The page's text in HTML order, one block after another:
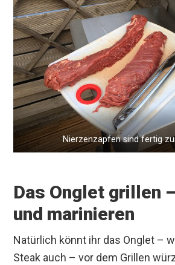
Nierzenzapfen sind fertig
Das Onglet grillen
und marinieren
Natürlich könnt ihr das Onglet –
Steak auch – vor dem Grillen